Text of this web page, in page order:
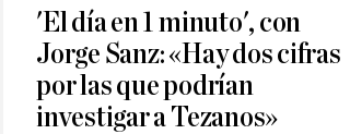
'El día en 1 minuto', con
Jorge Sanz: «Hay dos cifras
por las que podrían
investigar a Tezanos»